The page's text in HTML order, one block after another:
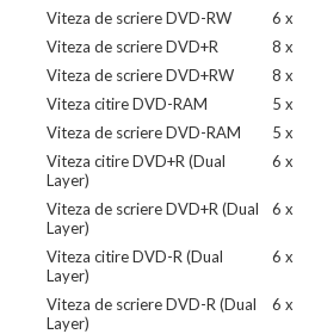
Viteza de scriere DVD-RW
6 x
Viteza de scriere DVD+R
8 x
Viteza de scriere DVD+RW
8 x
Viteza citire DVD-RAM
5 x
Viteza de scriere DVD-RAM
5 x
Viteza citire DVD+R (Dual
Layer)
6 x
Viteza de scriere DVD+R (Dual
Layer)
6 x
Viteza citire DVD-R (Dual
Layer)
6 x
Viteza de scriere DVD-R (Dual
Layer)
6 x